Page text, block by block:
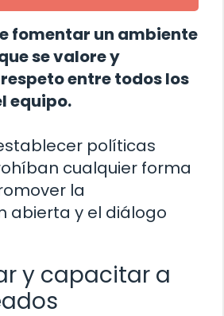
fomentar un ambiente
se valore y
entre todos los
equipo.
políticas
cualquier forma
la
abierta y el diálogo
y capacitar a